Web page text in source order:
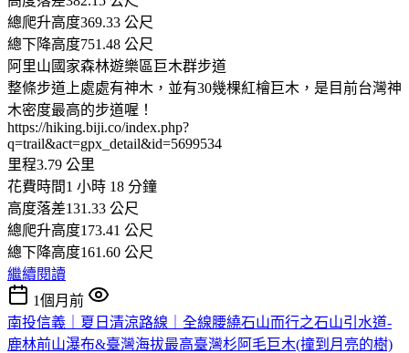
總爬升高度369.33 公尺
總下降高度751.48 公尺
阿里山國家森林遊樂區巨木群步道
整條步道上處處有神木，並有30幾棵紅檜巨木，是目前台灣神
木密度最高的步道喔！
https://hiking.biji.co/index.php?
q=trail&act=gpx_detail&id=5699534
里程3.79 公里
花費時間1 小時 18 分鐘
高度落差131.33 公尺
總爬升高度173.41 公尺
總下降高度161.60 公尺
繼續閱讀
1個月前
南投信義｜夏日清涼路線｜全線腰繞石山而行之石山引水道-
鹿林前山瀑布&臺灣海拔最高臺灣杉阿毛巨木(撞到月亮的樹)